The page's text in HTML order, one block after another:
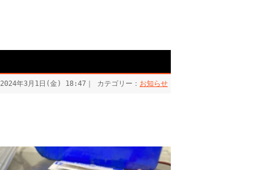
2024年3月1日(金) 18:47｜ カテゴリー： お知らせ